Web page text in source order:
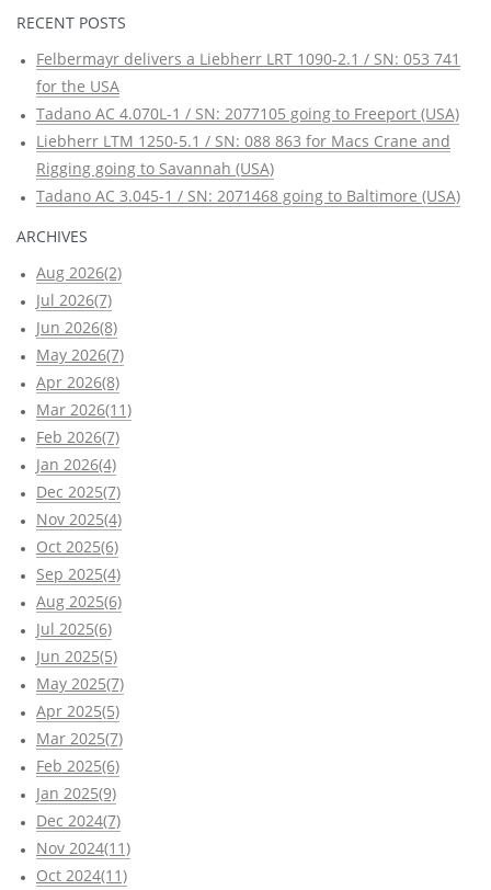
RECENT POSTS
Felbermayr delivers a Liebherr LRT 1090-2.1 / SN: 053 741
for the USA
Tadano AC 4.070L-1 / SN: 2077105 going to Freeport (USA)
Liebherr LTM 1250-5.1 / SN: 088 863 for Macs Crane and
Rigging going to Savannah (USA)
Tadano AC 3.045-1 / SN: 2071468 going to Baltimore (USA)
ARCHIVES
Aug 2026(2)
Jul 2026(7)
Jun 2026(8)
May 2026(7)
Apr 2026(8)
Mar 2026(11)
Feb 2026(7)
Jan 2026(4)
Dec 2025(7)
Nov 2025(4)
Oct 2025(6)
Sep 2025(4)
Aug 2025(6)
Jul 2025(6)
Jun 2025(5)
May 2025(7)
Apr 2025(5)
Mar 2025(7)
Feb 2025(6)
Jan 2025(9)
Dec 2024(7)
Nov 2024(11)
Oct 2024(11)